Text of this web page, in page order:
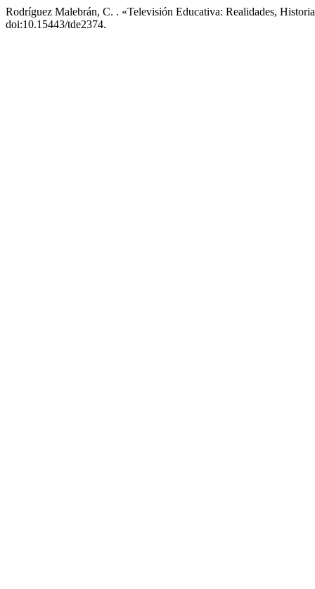
Rodríguez Malebrán, C. . «Televisión Educativa: Realidades,
doi:10.15443/tde2374.